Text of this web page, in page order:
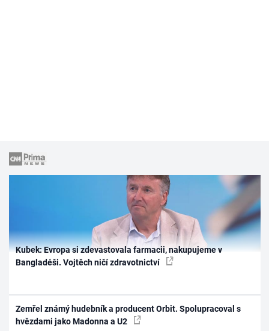
Kubek: Evropa si zdevastovala farmacii, nakupujeme v
Bangladéši. Vojtěch ničí zdravotnictví
Zemřel známý hudebník a producent Orbit. Spolupracoval s
hvězdami jako Madonna a U2